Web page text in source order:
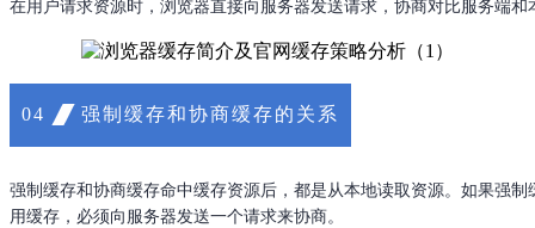
在用户请求资源时，浏览器直接向服务器发送请求，协商对比服务端
04 强制缓存和协商缓存的关系
强制缓存和协商缓存命中缓存资源后，都是从本地读取资源。如果强
用缓存，必须向服务器发送一个请求来协商。